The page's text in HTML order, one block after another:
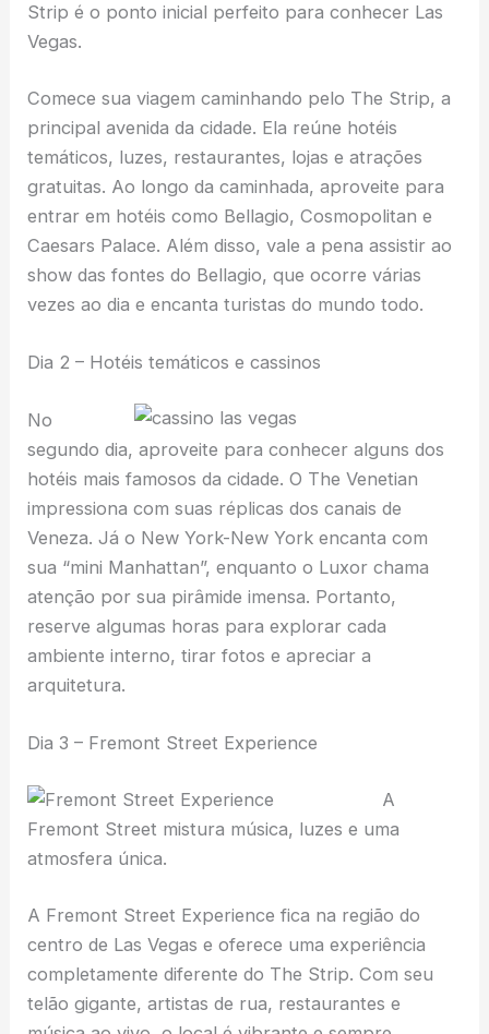
Strip é o ponto inicial perfeito para conhecer Las
Vegas.
Comece sua viagem caminhando pelo The Strip, a
principal avenida da cidade. Ela reúne hotéis
temáticos, luzes, restaurantes, lojas e atrações
gratuitas. Ao longo da caminhada, aproveite para
entrar em hotéis como Bellagio, Cosmopolitan e
Caesars Palace. Além disso, vale a pena assistir ao
show das fontes do Bellagio, que ocorre várias
vezes ao dia e encanta turistas do mundo todo.
Dia 2 – Hotéis temáticos e cassinos
No
segundo dia, aproveite para conhecer alguns dos
hotéis mais famosos da cidade. O The Venetian
impressiona com suas réplicas dos canais de
Veneza. Já o New York-New York encanta com
sua “mini Manhattan”, enquanto o Luxor chama
atenção por sua pirâmide imensa. Portanto,
reserve algumas horas para explorar cada
ambiente interno, tirar fotos e apreciar a
arquitetura.
Dia 3 – Fremont Street Experience
A
Fremont Street mistura música, luzes e uma
atmosfera única.
A Fremont Street Experience fica na região do
centro de Las Vegas e oferece uma experiência
completamente diferente do The Strip. Com seu
telão gigante, artistas de rua, restaurantes e